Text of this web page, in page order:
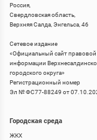
Россия,
Свердловская область,
Верхняя Салда, Энгельса, 46
Сетевое издание
«Официальный сайт правовой
информации
городского округа»
Регистрационный номер
Эл № ФС77-88249 от
Городская среда
ЖКХ